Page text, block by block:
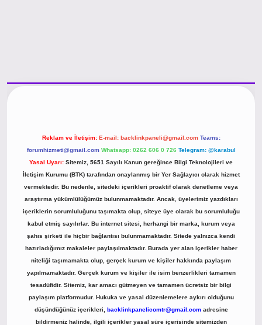
Reklam ve İletişim: E-mail: backlinkpaneli@gmail.com Teams:
forumhizmeti@gmail.com Whatsapp: 0262 606 0 726 Telegram: @karabul
Yasal Uyarı: Sitemiz, 5651 Sayılı Kanun gereğince Bilgi Teknolojileri ve
İletişim Kurumu (BTK) tarafından onaylanmış bir Yer Sağlayıcı olarak hizmet
vermektedir. Bu nedenle, sitedeki içerikleri proaktif olarak denetleme veya
araştırma yükümlülüğümüz bulunmamaktadır. Ancak, üyelerimiz yazdıkları
içeriklerin sorumluluğunu taşımakta olup, siteye üye olarak bu sorumluluğu
kabul etmiş sayılırlar. Bu internet sitesi, herhangi bir marka, kurum veya
şahıs şirketi ile hiçbir bağlantısı bulunmamaktadır. Sitede yalnızca kendi
hazırladığımız makaleler paylaşılmaktadır. Burada yer alan içerikler haber
niteliği taşımamakta olup, gerçek kurum ve kişiler hakkında paylaşım
yapılmamaktadır. Gerçek kurum ve kişiler ile isim benzerlikleri tamamen
tesadüfidir. Sitemiz, kar amacı gütmeyen ve tamamen ücretsiz bir bilgi
paylaşım platformudur. Hukuka ve yasal düzenlemelere aykırı olduğunu
düşündüğünüz içerikleri, backlinkpanelicomtr@gmail.comadresine
bildirmeniz halinde, ilgili içerikler yasal süre içerisinde sitemizden